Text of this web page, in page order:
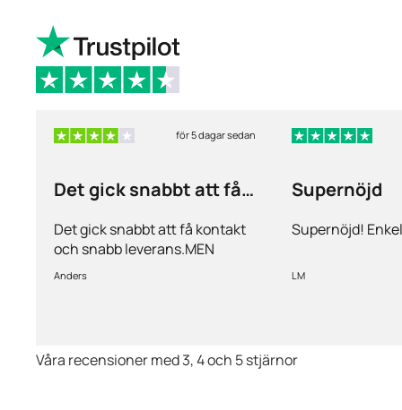
för 5 dagar sedan
Det gick snabbt att få
Det gick snabbt att få kontakt
och snabb leverans.MEN
priserna är alldeles för höga på
Anders
Supernöjd
Supernöjd!
LM
Våra recensioner med 3, 4 och 5 stjärnor